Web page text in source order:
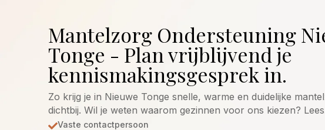
Mantelzorg Ondersteuning
Tonge - Plan vrijblijvend je
kennismakingsgesprek in.
Zo krijg je in Nieuwe Tonge snelle, warme en duidelijke
dichtbij. Wil je weten waarom gezinnen voor ons kiezen?
Vaste contactpersoon